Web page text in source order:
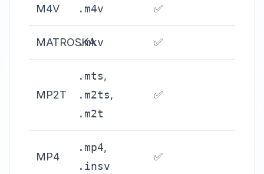
M4V .m4v ✅
MATROSKA
.mkv ✅
MP2T
.mts,
.m2ts,
.m2t
✅
MP4
.mp4,
.insv
✅